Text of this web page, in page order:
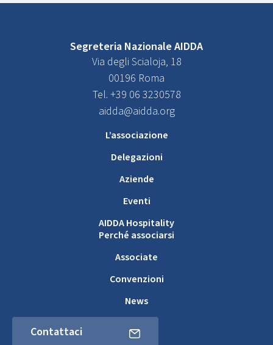
Segreteria Nazionale AIDDA
Via degli Scialoja, 18
00196 Roma
Tel. +39 06 3230578
aidda@aidda.org
L’associazione
Delegazioni
Aziende
Eventi
AIDDA Hospitality
Perché associarsi
Associate
Convenzioni
News
Contattaci